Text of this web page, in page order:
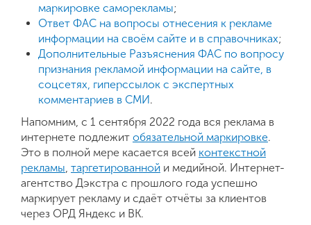
маркировке саморекламы;
Ответ ФАС на вопросы отнесения к рекламе
информации на своём сайте и в справочниках;
Дополнительные Разъяснения ФАС по вопросу
признания рекламой информации на сайте, в
соцсетях, гиперссылок с экспертных
комментариев в СМИ.
Напомним, с 1 сентября 2022 года вся реклама в
интернете подлежит обязательной маркировке.
Это в полной мере касается всей контекстной
рекламы, таргетированной и медийной. Интернет-
агентство Дэкстра с прошлого года успешно
маркирует рекламу и сдаёт отчёты за клиентов
через ОРД Яндекс и ВК.